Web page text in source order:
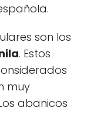
son los
. Estos
muy
abanicos